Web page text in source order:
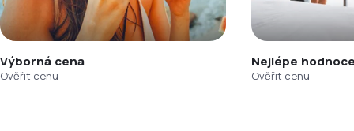
Výborná cena
Ověřit cenu
Nejlépe
Ověřit cenu